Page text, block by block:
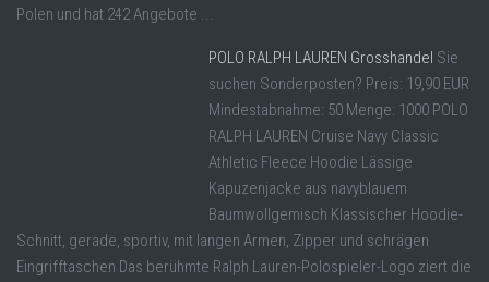
Polen und hat 242 Angebote ...
POLO RALPH LAUREN Grosshandel Sie
suchen Sonderposten? Preis: 19,90 EUR
Mindestabnahme: 50 Menge: 1000 POLO
RALPH LAUREN Cruise Navy Classic
Athletic Fleece Hoodie Lässige
Kapuzenjacke aus navyblauem
Baumwollgemisch Klassischer Hoodie-
Schnitt, gerade, sportiv, mit langen Armen, Zipper und schrägen
Eingrifftaschen Das berühmte Ralph Lauren-Polospieler-Logo ziert die